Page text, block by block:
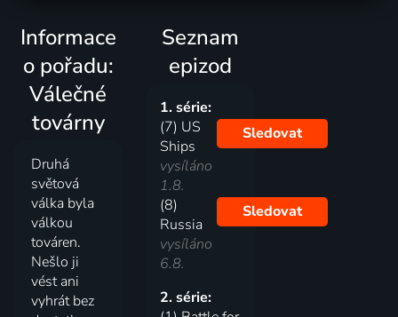
Informace
o pořadu:
Válečné
továrny
Druhá
světová
válka byla
válkou
továren.
Nešlo ji
vést ani
vyhrát bez
Seznam
epizod
1. série:
(7) US
Ships
vysíláno
1.8.
Sledovat
(8)
Russia
vysíláno
6.8.
Sledovat
2. série: